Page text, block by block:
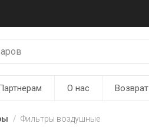
О нас Возврат
Фильтры воздушные